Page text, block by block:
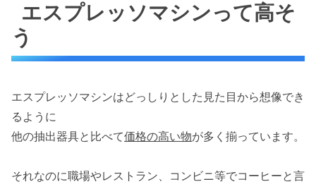
エスプレッソマシンって高そ
う
エスプレッソマシンはどっしりとした見た目から想像でき
るように
他の抽出器具と比べて価格の高い物が多く揃っています。
それなのに職場やレストラン、コンビニ等でコーヒーと言